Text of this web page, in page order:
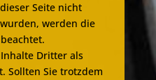
Seite nicht
werden die
Dritter als
Sollten Sie trotzdem